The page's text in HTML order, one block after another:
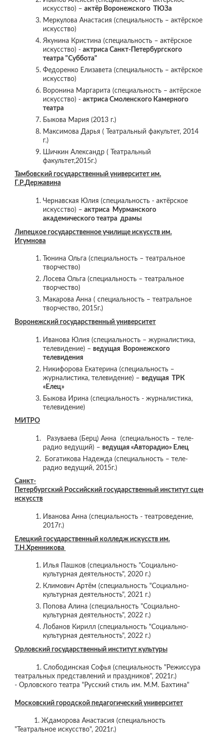
искусство) – актёр Воронежского ТЮЗа
Меркулова Анастасия (специальность – актёрское
искусство)
Якунина Кристина (специальность – актёрское
искусство) - актриса Санкт-Петербургского
театра "Суббота"
Федоренко Елизавета (специальность – актёрское
искусство)
Воронина Маргарита (специальность – актёрское
искусство) - актриса Смоленского Камерного
театра
Быкова Мария (2013 г.)
Максимова Дарья ( Театральный факультет, 2014
г.)
Шичкин Александр ( Театральный
факультет,2015г.)
Тамбовский государственный университет им.
Г.Р.Державина
Чернавская Юлия (специальность - актёрское
искусство) – актриса Мурманского
академического театра драмы
Липецкое государственное училище искусств им.
Игумнова
Тюнина Ольга (специальность – театральное
творчество)
Лосева Ольга (специальность – театральное
творчество)
Макарова Анна ( специальность – театральное
творчество, 2015г.)
Воронежский государственный университет
Иванова Юлия (специальность – журналистика,
телевидение) – ведущая Воронежского
телевидения
Никифорова Екатерина (специальность –
журналистика, телевидение) – ведущая ТРК
«Елец»
Быкова Ирина (специальность - журналистика,
телевидение)
МИТРО
Разуваева (Берц) Анна (специальность – теле-
радио ведущий) – ведущая «Авторадио» Елец
Богатикова Надежда (специальность – теле-
радио ведущий, 2015г.)
Санкт-
Петербургский Российский государственный институт
искусств
Иванова Анна (специальность - театроведение,
2017г.)
Елецкий государственный колледж искусств им.
Т.Н.Хренникова
Илья Пашков (специальность "Социально-
культурная деятельность", 2020 г.)
Климович Артём (специальность "Социально-
культурная деятельность", 2021 г.)
Попова Алина (специальность "Социально-
культурная деятельность", 2022 г.)
Лобанов Кирилл (специальность "Социально-
культурная деятельность", 2022 г.)
Орловский государственный институт культуры
1. Слободинская Софья (специальность "Режиссура
театральных представлений и праздников", 2021г.)
- Орловского театра "Русский стиль им. М.М. Бахтина"
Московский городской педагогический университет
1. Ждаморова Анастасия (специальность
"Театральное искусство", 2021г.)